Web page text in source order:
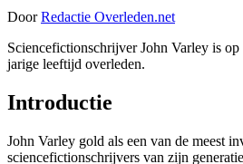
Door Redactie Overleden.net
Sciencefictionschrijver John Varley is
jarige leeftijd overleden.
Introductie
John Varley gold als een van de meest
sciencefictionschrijvers van zijn